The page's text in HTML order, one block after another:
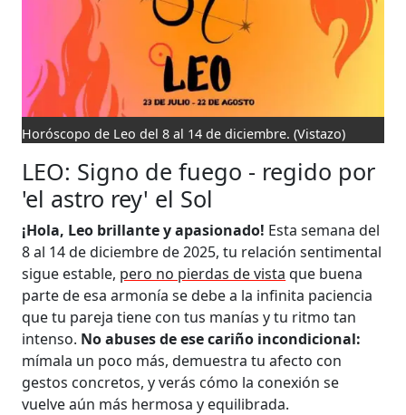
Horóscopo de Leo del 8 al 14 de diciembre. (Vistazo)
LEO: Signo de fuego - regido por
'el astro rey' el Sol
¡Hola, Leo brillante y apasionado! Esta semana del
8 al 14 de diciembre de 2025, tu relación sentimental
sigue estable, pero no pierdas de vista que buena
parte de esa armonía se debe a la infinita paciencia
que tu pareja tiene con tus manías y tu ritmo tan
intenso. No abuses de ese cariño incondicional:
mímala un poco más, demuestra tu afecto con
gestos concretos, y verás cómo la conexión se
vuelve aún más hermosa y equilibrada.